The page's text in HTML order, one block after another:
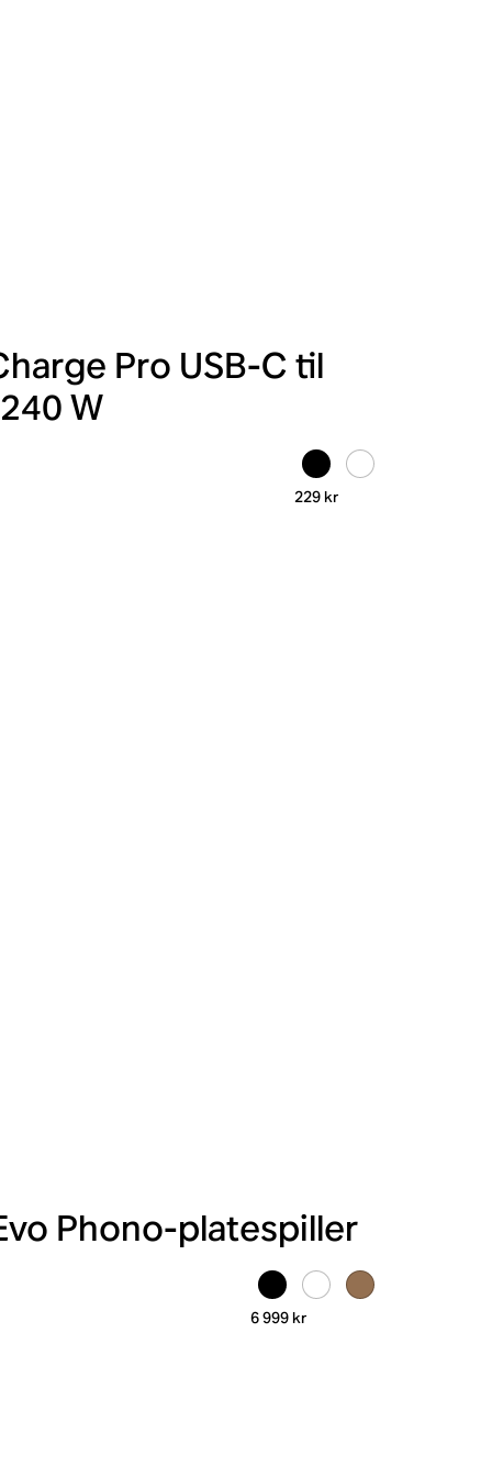
Pro USB-C til
W
229 kr
Phono-platespiller
6 999 kr